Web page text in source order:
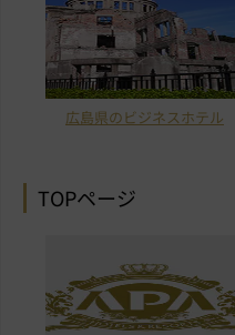
広島県のビジネスホテル
TOPページ